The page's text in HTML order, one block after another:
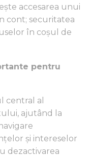
accesarea unui
cont; securitatea
în coșul de
pentru
central al
ajutând la
și intereselor
dezactivarea